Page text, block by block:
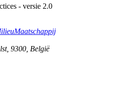
- versie 2.0
, 9300 België